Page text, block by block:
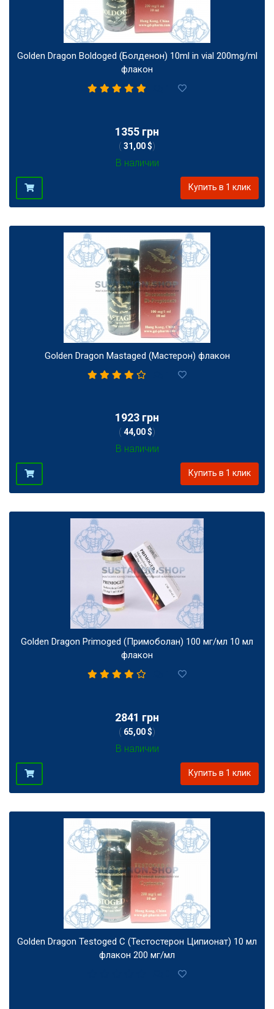
Golden Dragon Boldoged (Болденон) 10ml in vial 200mg/ml
флакон
1355 грн
( 31,00 $)
В наличии
Купить в 1 клик
Golden Dragon Mastaged (Мастерон) флакон
1923 грн
( 44,00 $)
В наличии
Купить в 1 клик
Golden Dragon Primoged (Примоболан) 100 мг/мл 10 мл
флакон
2841 грн
( 65,00 $)
В наличии
Купить в 1 клик
Golden Dragon Testoged C (Тестостерон Ципионат) 10 мл
флакон 200 мг/мл